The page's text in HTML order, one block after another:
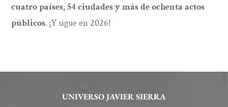
cuatro países, 54 ciudades y más de ochenta actos
públicos. ¡Y sigue en 2026!
UNIVERSO JAVIER SIERRA